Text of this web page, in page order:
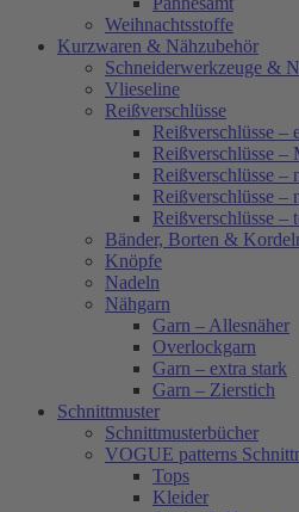
Weihnachtsstoffe
Kurzwaren & Nähzubehör
Schneiderwerkzeuge &
Vlieseline
Reißverschlüsse
Reißverschlüsse –
Reißverschlüsse –
Reißverschlüsse –
Reißverschlüsse –
Reißverschlüsse –
Bänder, Borten &
Knöpfe
Nadeln
Nähgarn
Garn – Allesnäher
Overlockgarn
Garn – extra stark
Garn – Zierstich
Schnittmuster
Schnittmusterbücher
VOGUE patterns
Tops
Kleider